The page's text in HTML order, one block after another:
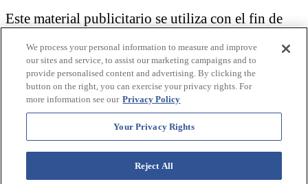
Este material publicitario se utiliza con el fin de
vacacional.
Aviso: las funciones de accesibilidad enumeradas aquí no pretenden
ser una lista exhaustiva o completa de todas las funciones accesibles
de la instalación,
habitaciones y / o comodidades para este Resort específico. Para
obtener información sobre nuestra política de accesibilidad, revise
nuestraPolítica de accesibilidad.
We process your personal information to measure and improve
our sites and service, to assist our marketing campaigns and to
provide personalised content and advertising. By clicking the
button on the right, you can exercise your privacy rights. For
more information see our Privacy Policy
Your Privacy Rights
Reject All